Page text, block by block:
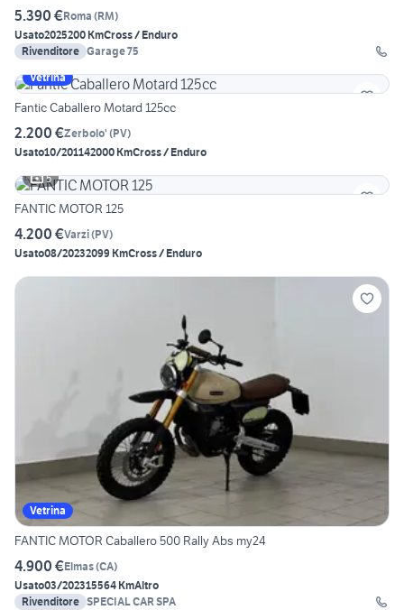
5.390 €Roma (RM)
Usato2025200 KmCross / Enduro
Rivenditore Garage 75
Vetrina
Fantic Caballero Motard 125cc
2.200 €Zerbolo' (PV)
Usato10/201142000 KmCross / Enduro
5
FANTIC MOTOR 125
4.200 €Varzi(PV)
Usato08/20232099 KmCross / Enduro
Vetrina
FANTIC MOTOR Caballero 500 Rally Abs my24
4.900 €Elmas(CA)
Usato03/202315564 KmAltro
Rivenditore SPECIAL CAR SPA